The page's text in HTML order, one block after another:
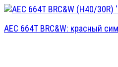
AEC 664T BRC&W: красный